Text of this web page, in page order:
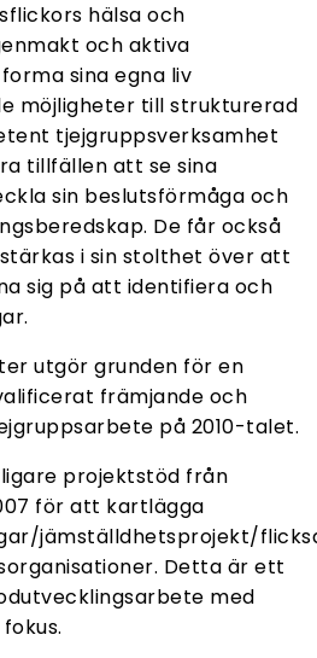
hälsa och
och aktiva
sina egna liv
möjligheter till strukturerad
tjejgruppsverksamhet
tillfällen att se sina
sin beslutsförmåga och
De får också
i sin stolthet över att
sig på att identifiera och
utgör grunden för en
främjande och
på 2010-talet.
projektstöd från
för att kartlägga
jämställdhetsprojekt/
Detta är ett
med